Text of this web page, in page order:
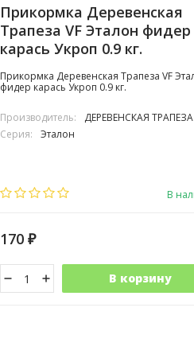
Прикормка Деревенская
Трапеза VF Эталон фидер
карась Укроп 0.9 кг.
Прикормка Деревенская Трапеза VF
фидер карась Укроп 0.9 кг.
Производитель:
ДЕРЕВЕНСКАЯ ТРАПЕЗА
Серия:
Эталон
В
170 ₽
В корзину